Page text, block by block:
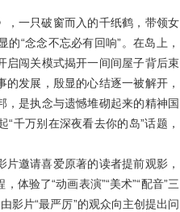
，一只破窗而入的千纸鹤，带领女
“念念不忘必有回响”。在岛上，
启闯关模式揭开一间间屋子背后束
发展，殷显的心结逐一被解开，
，是执念与遗憾堆砌起来的精神国
千万别在深夜看去你的岛”话题，
邀请喜爱原著的读者提前观影，
体验了“动画表演”“美术”“配音”三
影片“最严厉”的观众向主创提出问